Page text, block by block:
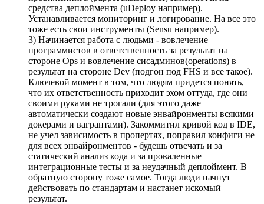
средства деплоймента (uDeploy например).
Устанавливается мониторинг и логирование. На все это
тоже есть свои инструменты (Sensu например).
3) Начинается работа с людьми - вовлечение
программистов в ответственность за результат на
стороне Ops и вовлечение сисадминов(operations) в
результат на стороне Dev (подгон под FHS и все такое).
Ключевой момент в том, что людям придется понять,
что их ответственность приходит эхом оттуда, где они
своими руками не трогали (для этого даже
автоматически создают новые энвайронменты всякими
докерами и вагрантами). Закоммитил кривой код в IDE,
не учел зависимость в пропертях, поправил конфиги не
для всех энвайронментов - будешь отвечать и за
статический анализ кода и за проваленные
интеграционные тесты и за неудачный деплоймент. В
обратную сторону тоже самое. Тогда люди начнут
действовать по стандартам и настанет искомый
результат.